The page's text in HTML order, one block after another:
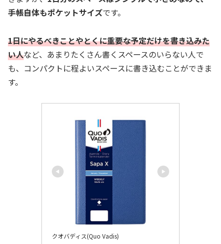
手帳自体もポケットサイズです。
1日にやるべきことやとくに重要な予定だけを書き込みた
い人など、あまりたくさん書くスペースのいらない人で
も、コンパクトに程よいスペースに書き込むことができま
す。
クオバディス(Quo Vadis)